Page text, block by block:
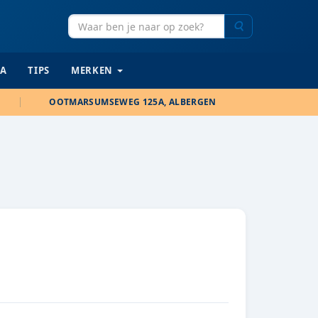
TIPS MERKEN
OOTMARSUMSEWEG 125A, ALBERGEN